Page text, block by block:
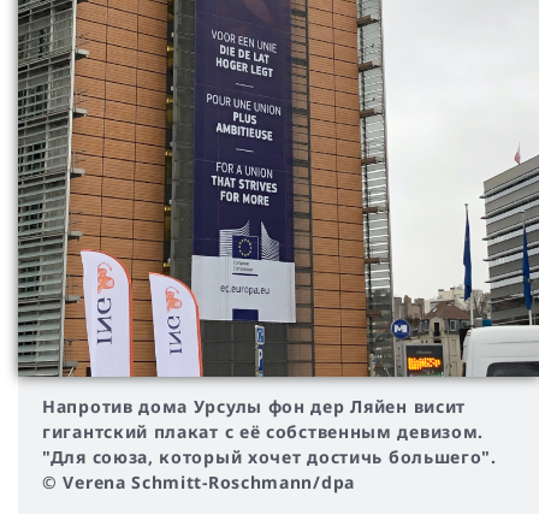
Напротив дома Урсулы фон дер Ляйен висит
гигантский плакат с её собственным девизом.
"Для союза, который хочет достичь большего".
© Verena Schmitt-Roschmann/dpa